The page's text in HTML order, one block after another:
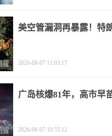
美空管漏洞再暴露！特
2026-08-07 11:03:17
广岛核爆81年，高市早
2026-08-07 10:55:12